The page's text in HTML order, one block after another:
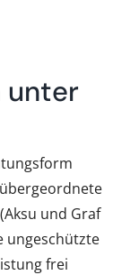
unter
und Graf
ungeschützte
frei